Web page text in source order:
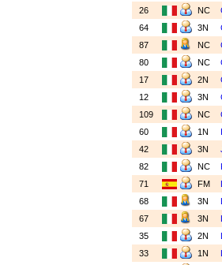
26
NC
64
3N
87
NC
80
NC
17
2N
12
3N
109
NC
60
1N
42
3N
82
NC
71
FM
68
3N
67
3N
35
2N
33
1N